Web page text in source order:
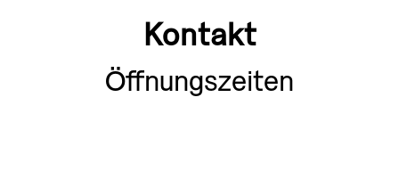
Kontakt
Öffnungszeiten